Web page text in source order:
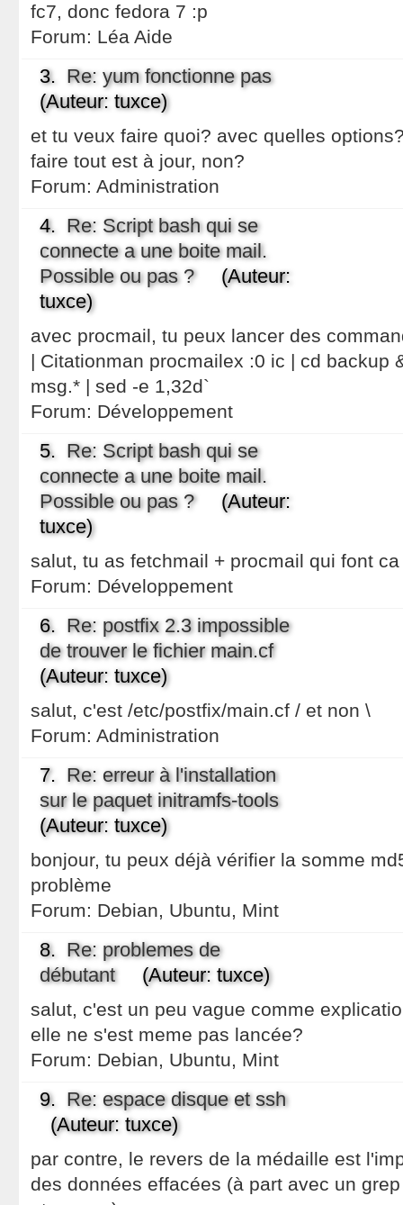
fc7, donc fedora 7 :p
Forum: Léa Aide
3. Re: yum fonctionne pas
(Auteur: tuxce)
et tu veux faire quoi? avec quelles
faire tout est à jour, non?
Forum: Administration
4. Re: Script bash qui se
connecte a une boite mail.
Possible ou pas ?(Auteur:
tuxce)
avec procmail, tu peux lancer des
| Citationman procmailex :0 ic | cd backup
msg.* | sed -e 1,32d`
Forum: Développement
5. Re: Script bash qui se
connecte a une boite mail.
Possible ou pas ?(Auteur:
tuxce)
salut, tu as fetchmail + procmail qui font
Forum: Développement
6. Re: postfix 2.3 impossible
de trouver le fichier main.cf
(Auteur: tuxce)
salut, c'est /etc/postfix/main.cf / et non \
Forum: Administration
7. Re: erreur à l'installation
sur le paquet initramfs-tools
(Auteur: tuxce)
bonjour, tu peux déjà vérifier la somme
problème
Forum: Debian, Ubuntu, Mint
8. Re: problemes de
débutant(Auteur: tuxce)
salut, c'est un peu vague comme
elle ne s'est meme pas lancée?
Forum: Debian, Ubuntu, Mint
9. Re: espace disque et ssh
(Auteur: tuxce)
par contre, le revers de la médaille est
des données effacées (à part avec un